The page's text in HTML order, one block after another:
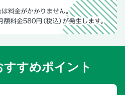
すめポイント